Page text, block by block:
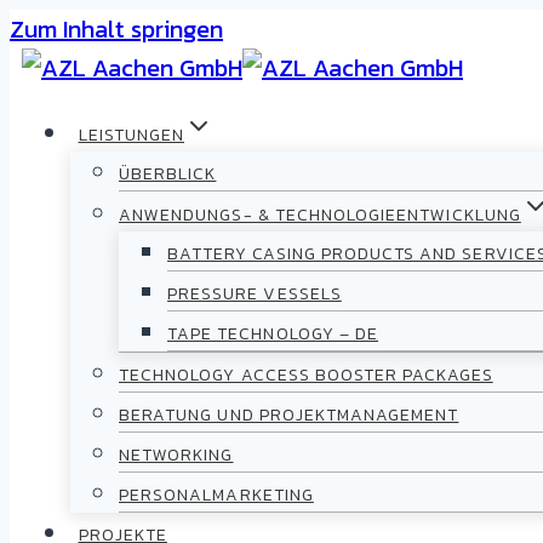
Zum Inhalt springen
LEISTUNGEN
ÜBERBLICK
ANWENDUNGS- & TECHNOLOGIEENTWICKLUNG
BATTERY CASING PRODUCTS AND
PRESSURE VESSELS
TAPE TECHNOLOGY – DE
TECHNOLOGY ACCESS BOOSTER PACKAGES
BERATUNG UND PROJEKTMANAGEMENT
NETWORKING
PERSONALMARKETING
PROJEKTE